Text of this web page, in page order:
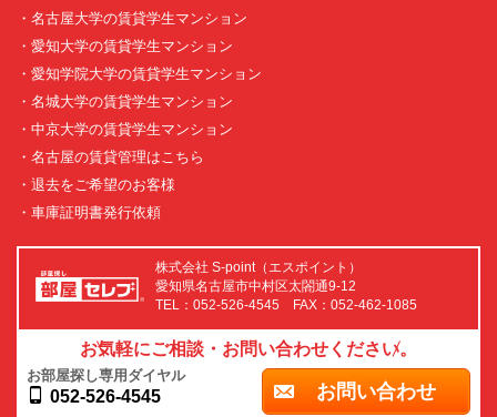
・名古屋大学の賃貸学生マンション
・愛知大学の賃貸学生マンション
・愛知学院大学の賃貸学生マンション
・名城大学の賃貸学生マンション
・中京大学の賃貸学生マンション
・名古屋の賃貸管理はこちら
・退去をご希望のお客様
・車庫証明書発行依頼
株式会社 S-point（エスポイント）
愛知県名古屋市中村区太閤通9-12
TEL：052-526-4545 FAX：052-462-1085
お気軽にご相談・お問い合わせください。
お部屋探し専用ダイヤル
052-526-4545 お問い合わせ